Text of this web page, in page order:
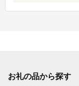
お礼の品から探す